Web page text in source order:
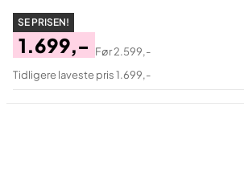
SE PRISEN!
Pris
1.699,-
Original
Pris
Før2.599,-
Tidligere laveste pris 1.699,-